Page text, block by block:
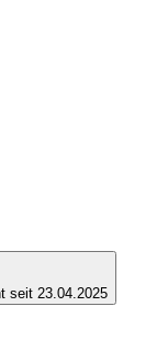
seit 23.04.2025